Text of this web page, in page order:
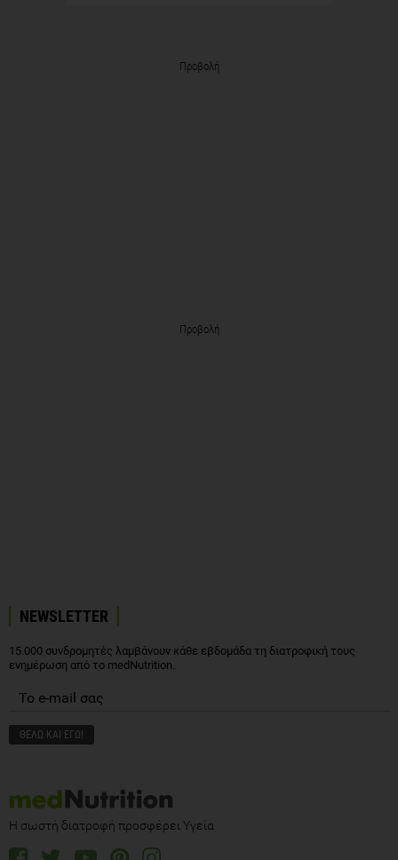
Προβολή
Προβολή
NEWSLETTER
15.000 συνδρομητές λαμβάνουν κάθε εβδομάδα τη διατροφική τους
ενημέρωση από το medNutrition.
Η σωστή διατροφή προσφέρει Υγεία